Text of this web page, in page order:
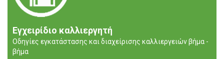
Εγχειρίδιο καλλιεργητή
Οδηγίες εγκατάστασης και διαχείρισης καλλιεργειών βήμα -
βήμα